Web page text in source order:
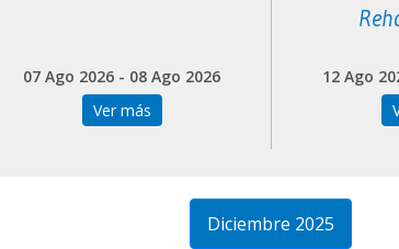
07 Ago 2026 - 08 Ago 2026
Ver más
12 Ago
Diciembre 2025